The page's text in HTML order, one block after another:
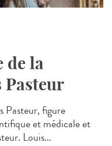
de la
Pasteur
Pasteur, figure
et médicale et
Louis...